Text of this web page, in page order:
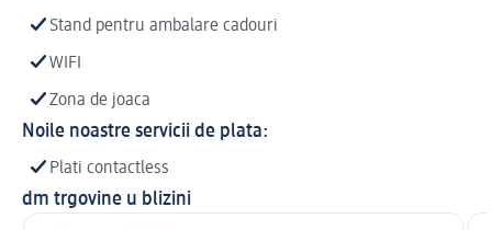
Stand pentru ambalare cadouri
WIFI
Zona de joaca
Noile noastre servicii de plata:
Plati contactless
dm trgovine u blizini